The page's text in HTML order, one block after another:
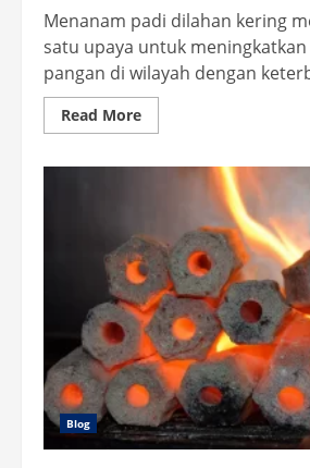
Menanam padi dilahan kering
satu upaya untuk
pangan di wilayah dengan
Read MoreRead
more
Dilahan
untuk
Ketahanan
Pangan
Blog